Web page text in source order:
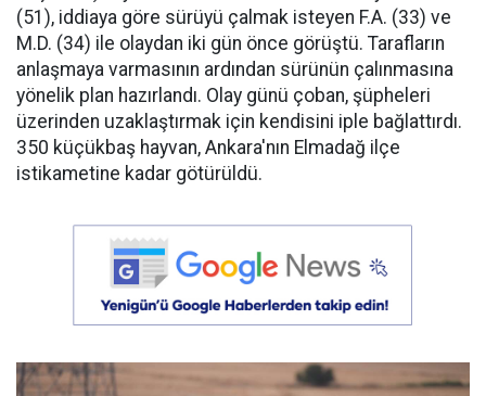
(51), iddiaya göre sürüyü çalmak isteyen F.A. (33) ve
M.D. (34) ile olaydan iki gün önce görüştü. Tarafların
anlaşmaya varmasının ardından sürünün çalınmasına
yönelik plan hazırlandı. Olay günü çoban, şüpheleri
üzerinden uzaklaştırmak için kendisini iple bağlattırdı.
350 küçükbaş hayvan, Ankara'nın Elmadağ ilçe
istikametine kadar götürüldü.